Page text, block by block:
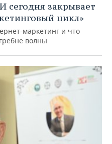
сегодня закрывает
цикл»
маркетинг и что
волны